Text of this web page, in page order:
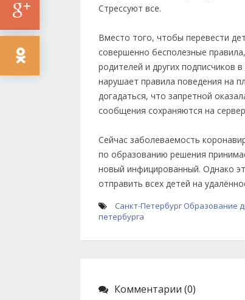
Стрессуют все.
Вместо того, чтобы перевести
совершенно бесполезные
родителей и других подписчиков
нарушает правила поведения на
догадаться, что запретной
сообщения сохраняются на
Сейчас заболеваемость
по образованию решения
новый инфицированный. Однако
отправить всех детей на
Санкт-Петербург Образование
петербурга
Комментарии (0)